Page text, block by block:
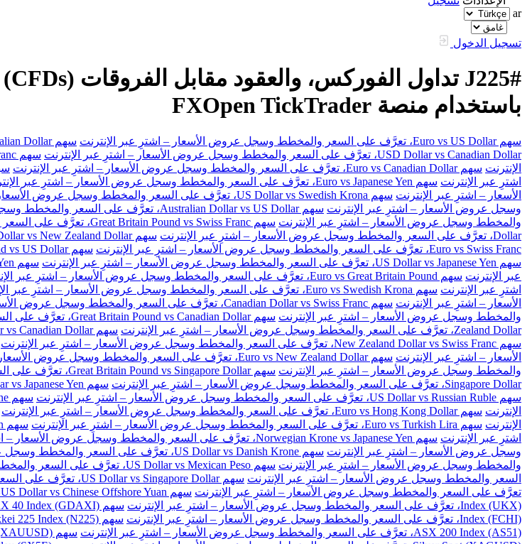
ar
تسجيل الدخول
باستخدام منصة FXOpen TickTrader
سهم Euro vs US Dollar، تعرَّف على السعر والمخطط وسجل عروض الأسعار – اشترِ عبر الإنترنت سهم Euro vs Australian Dollar، تعرَّف على السعر والمخطط وسجل عروض الأسعار – اشترِ عبر الإنترنت
USD Dollar vs Canadian Dollar، تعرَّف على السعر والمخطط وسجل عروض الأسعار – اشترِ عبر الإنترنت
الإنترنت سهم Euro vs Canadian Dollar، تعرَّف على السعر والمخطط وسجل عروض الأسعار – اشترِ عبر الإنترنت
اشترِ عبر الإنترنت سهم Euro vs Japanese Yen، تعرَّف على السعر والمخطط وسجل عروض الأسعار – اشترِ عبر الإنترنت
الأسعار – اشترِ عبر الإنترنت سهم US Dollar vs Swedish Krona، تعرَّف على السعر والمخطط وسجل عروض الأسعار – اشترِ عبر الإنترنت
وسجل عروض الأسعار – اشترِ عبر الإنترنت سهم Australian Dollar vs US Dollar، تعرَّف على السعر والمخطط وسجل عروض الأسعار – اشترِ عبر الإنترنت
والمخطط وسجل عروض الأسعار – اشترِ عبر الإنترنت سهم Great Britain Pound vs Swiss Franc، تعرَّف على السعر والمخطط وسجل عروض الأسعار – اشترِ عبر الإنترنت
Dollar، تعرَّف على السعر والمخطط وسجل عروض الأسعار – اشترِ عبر الإنترنت
سهم Australian Dollar vs New Zealand Dollar، تعرَّف على السعر والمخطط وسجل عروض الأسعار – اشترِ عبر الإنترنت
Euro vs Swiss Franc، تعرَّف على السعر والمخطط وسجل عروض الأسعار – اشترِ عبر الإنترنت
سهم Great Britain Pound vs US Dollar، تعرَّف على السعر والمخطط وسجل عروض الأسعار – اشترِ عبر الإنترنت
سهم US Dollar vs Japanese Yen، تعرَّف على السعر والمخطط وسجل عروض الأسعار – اشترِ عبر الإنترنت
عبر الإنترنت سهم Euro vs Great Britain Pound، تعرَّف على السعر والمخطط وسجل عروض الأسعار – اشترِ عبر الإنترنت
اشترِ عبر الإنترنت سهم Euro vs Swedish Krona، تعرَّف على السعر والمخطط وسجل عروض الأسعار – اشترِ عبر الإنترنت
الأسعار – اشترِ عبر الإنترنت سهم Canadian Dollar vs Swiss Franc، تعرَّف على السعر والمخطط وسجل عروض الأسعار – اشترِ عبر الإنترنت
والمخطط وسجل عروض الأسعار – اشترِ عبر الإنترنت سهم Great Britain Pound vs Canadian Dollar، تعرَّف على السعر والمخطط وسجل عروض الأسعار – اشترِ عبر الإنترنت
Zealand Dollar، تعرَّف على السعر والمخطط وسجل عروض الأسعار – اشترِ عبر الإنترنت
سهم New Zealand Dollar vs Canadian Dollar، تعرَّف على السعر والمخطط وسجل عروض الأسعار – اشترِ عبر الإنترنت
سهم New Zealand Dollar vs Swiss Franc، تعرَّف على السعر والمخطط وسجل عروض الأسعار – اشترِ عبر الإنترنت
الأسعار – اشترِ عبر الإنترنت سهم Euro vs New Zealand Dollar، تعرَّف على السعر والمخطط وسجل عروض الأسعار – اشترِ عبر الإنترنت
والمخطط وسجل عروض الأسعار – اشترِ عبر الإنترنت سهم Great Britain Pound vs Singapore Dollar، تعرَّف على السعر والمخطط وسجل عروض الأسعار – اشترِ عبر الإنترنت
Singapore Dollar، تعرَّف على السعر والمخطط وسجل عروض الأسعار – اشترِ عبر الإنترنت
سهم Singapore Dollar vs Japanese Yen، تعرَّف على السعر والمخطط وسجل عروض الأسعار – اشترِ عبر الإنترنت
سهم US Dollar vs Russian Ruble، تعرَّف على السعر والمخطط وسجل عروض الأسعار – اشترِ عبر الإنترنت
الإنترنت سهم Euro vs Hong Kong Dollar، تعرَّف على السعر والمخطط وسجل عروض الأسعار – اشترِ عبر الإنترنت
الإنترنت سهم Euro vs Turkish Lira، تعرَّف على السعر والمخطط وسجل عروض الأسعار – اشترِ عبر الإنترنت
اشترِ عبر الإنترنت سهم Norwegian Krone vs Japanese Yen، تعرَّف على السعر والمخطط وسجل عروض الأسعار – اشترِ عبر الإنترنت
وسجل عروض الأسعار – اشترِ عبر الإنترنت سهم US Dollar vs Danish Krone، تعرَّف على السعر والمخطط وسجل عروض الأسعار – اشترِ عبر الإنترنت
والمخطط وسجل عروض الأسعار – اشترِ عبر الإنترنت سهم US Dollar vs Mexican Peso، تعرَّف على السعر والمخطط وسجل عروض الأسعار – اشترِ عبر الإنترنت
السعر والمخطط وسجل عروض الأسعار – اشترِ عبر الإنترنت سهم US Dollar vs Singapore Dollar، تعرَّف على السعر والمخطط وسجل عروض الأسعار – اشترِ عبر الإنترنت
تعرَّف على السعر والمخطط وسجل عروض الأسعار – اشترِ عبر الإنترنت سهم US Dollar vs Chinese Offshore Yuan، تعرَّف على السعر والمخطط وسجل عروض الأسعار – اشترِ عبر الإنترنت
Index (UKX)، تعرَّف على السعر والمخطط وسجل عروض الأسعار – اشترِ عبر الإنترنت
سهم DAX 40 Index (GDAXI)، تعرَّف على السعر والمخطط وسجل عروض الأسعار – اشترِ عبر الإنترنت
Index (FCHI)، تعرَّف على السعر والمخطط وسجل عروض الأسعار – اشترِ عبر الإنترنت
سهم Nikkei 225 Index (N225)، تعرَّف على السعر والمخطط وسجل عروض الأسعار – اشترِ عبر الإنترنت
ASX 200 Index (AS51)، تعرَّف على السعر والمخطط وسجل عروض الأسعار – اشترِ عبر الإنترنت
سهم Gold Spot (XAUUSD)، تعرَّف على السعر والمخطط وسجل عروض الأسعار – اشترِ عبر الإنترنت